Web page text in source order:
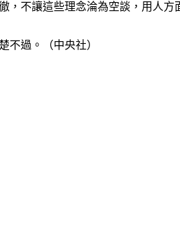
不讓這些理念淪為空談，用人方
不過。（中央社）